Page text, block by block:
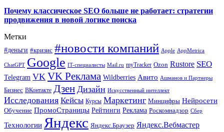
Почему классическое SEO больше не работает: стратегии
продвижения в новой логике поиска
Метки
#деньги #кризис #новости компаний Apple AppMetrica
ChatGPT Google IT-специалисты Mail.ru myTracker Ozon Rustore SEO
Telegram VK VK Реклама Wildberries Авито Ашманов и Партнеры
Бизнес ВКонтакте Дзен Дизайн Искусственный интеллект
Исследования Кейсы Курсы Маркетинг Минцифры Нейросети
Обучение ПромоСтраницы Рейтинги Реклама Роскомнадзор Сбер
Технологии Яндекс Яндекс.Браузер Яндекс.Вебмастер